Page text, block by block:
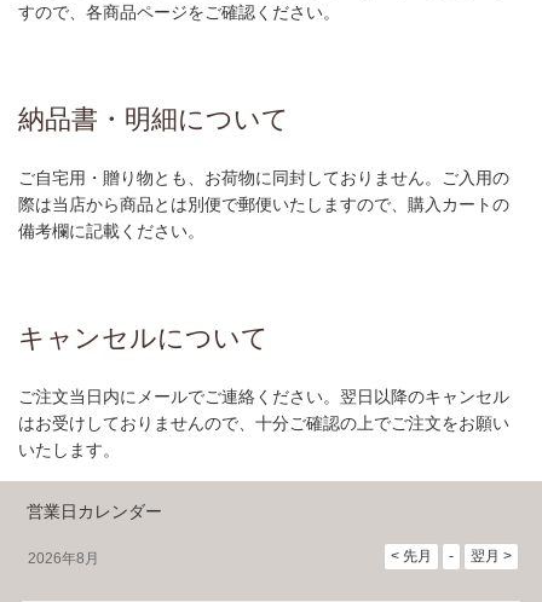
すので、各商品ページをご確認ください。
納品書・明細について
ご自宅用・贈り物とも、お荷物に同封しておりません。ご入用の
際は当店から商品とは別便で郵便いたしますので、購入カートの
備考欄に記載ください。
キャンセルについて
ご注文当日内にメールでご連絡ください。翌日以降のキャンセル
はお受けしておりませんので、十分ご確認の上でご注文をお願い
いたします。
営業日カレンダー
2026年8月